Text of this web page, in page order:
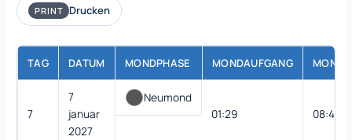
PRINT Drucken
TAG DATUM MONDPHASE MONDAUFGANG
7
7
januar
2027
Neumond
01:29
08:49